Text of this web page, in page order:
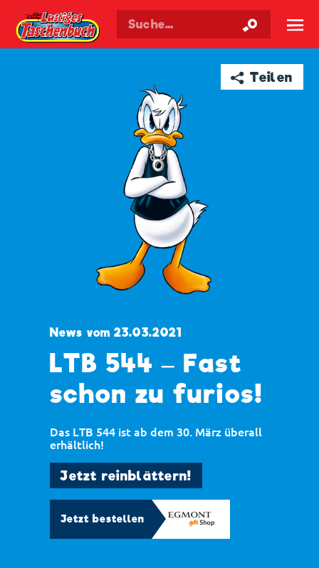
Walt Disneys Taschenbuch ☰
➦ Teilen
News vom 23.03.2021
LTB 544 – Fast
schon zu furios!
Das LTB 544 ist ab dem 30. März überall
erhältlich!
Jetzt reinblättern!
Jetzt bestellen